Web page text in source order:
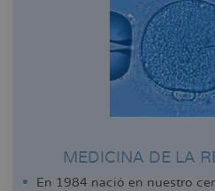
MEDICINA DE LA
En 1984 nació en nuestro